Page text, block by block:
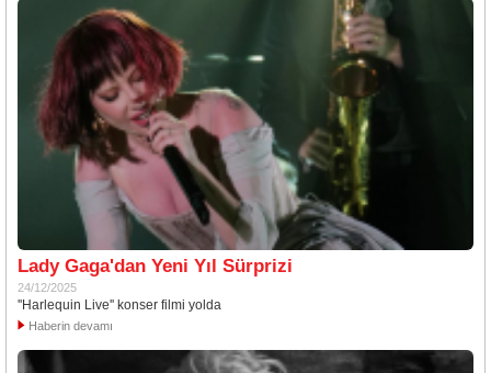
Lady Gaga'dan Yeni Yıl Sürprizi
24/12/2025
''Harlequin Live'' konser filmi yolda
Haberin devamı